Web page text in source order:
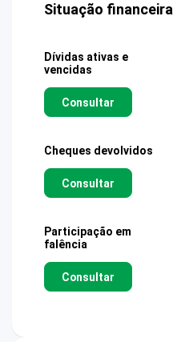
Situação financeira
Dívidas ativas e
vencidas
Consultar
Cheques devolvidos
Consultar
Participação em
falência
Consultar